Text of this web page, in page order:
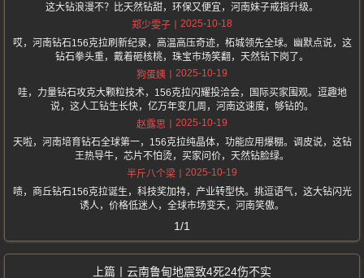
这大钻浪漫不？比天然钻甜，环保又便宜，河南妹子戒指升级。
郑少雯子
2025-10-18
哎，河南钻石156克拉刷新纪录，高温高压奇迹，柘城领先全球。幽默点说，这
钻石拳头重，戴着砸核桃，珠宝市场笑翻，天然钻下岗了。
狗蛋姨
2025-10-19
哇，力量钻石攻克大颗粒技术，156克拉闪耀投洽会，国际买家围观。逗趣地
说，这人工钻生长快，亿万年变几周，河南这速度，够钻的。
赵露思
2025-10-19
天啦，河南培育钻石全球第一，156克拉纯晶体，功能应用爆棚。调皮说，这钻
王热导牛，芯片不怕烫，买家问价，天然钻脸绿。
半斤八个梁
2025-10-19
啧，商丘钻石156克拉诞生，科技奖加持，产业转型快。挑逗语气，这大钻闪光
诱人，价格低迷人，全球市场变天，河南笑傲。
1/1
云南鲁甸地震致4死24伤不实